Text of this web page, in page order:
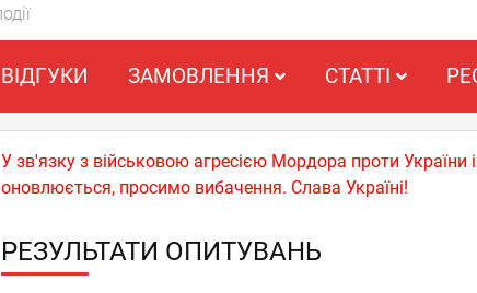
ВІДГУКИ ЗАМОВЛЕННЯ СТАТТІ
У зв'язку з військовою агресією Мордора проти України
оновлюється, просимо вибачення. Слава Україні!
РЕЗУЛЬТАТИ ОПИТУВАНЬ